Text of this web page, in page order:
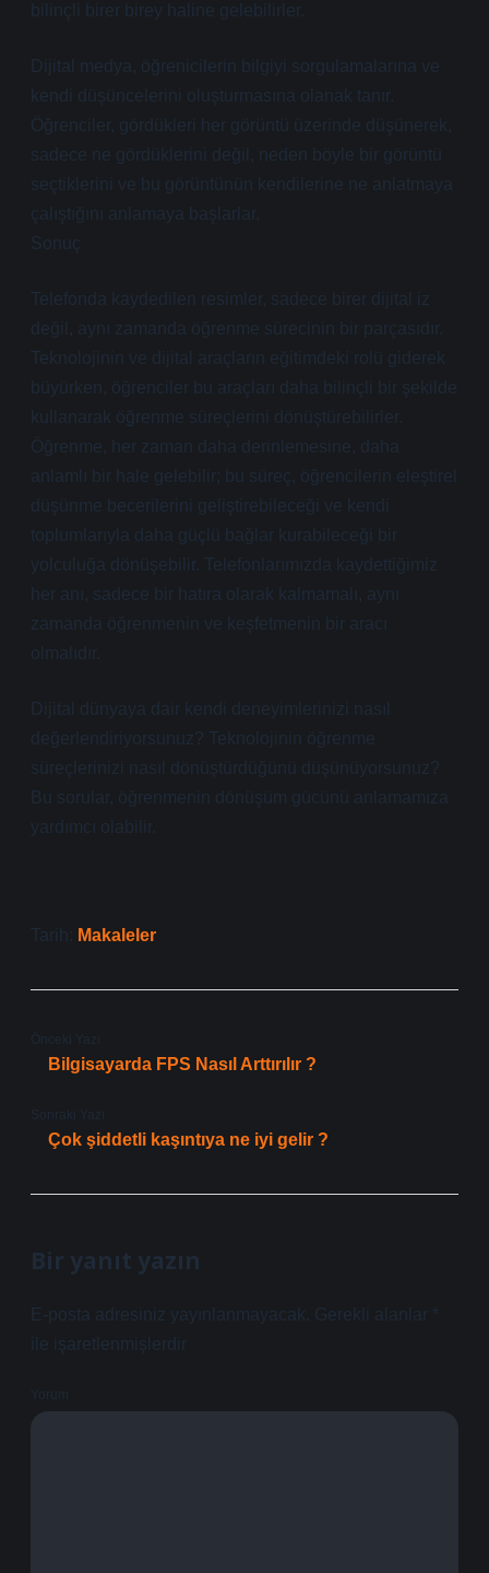
bilinçli birer birey haline gelebilirler.
Dijital medya, öğrenicilerin bilgiyi sorgulamalarına ve
kendi düşüncelerini oluşturmasına olanak tanır.
Öğrenciler, gördükleri her görüntü üzerinde düşünerek,
sadece ne gördüklerini değil, neden böyle bir görüntü
seçtiklerini ve bu görüntünün kendilerine ne anlatmaya
çalıştığını anlamaya başlarlar.
Sonuç
Telefonda kaydedilen resimler, sadece birer dijital iz
değil, aynı zamanda öğrenme sürecinin bir parçasıdır.
Teknolojinin ve dijital araçların eğitimdeki rolü giderek
büyürken, öğrenciler bu araçları daha bilinçli bir şekilde
kullanarak öğrenme süreçlerini dönüştürebilirler.
Öğrenme, her zaman daha derinlemesine, daha
anlamlı bir hale gelebilir; bu süreç, öğrencilerin eleştirel
düşünme becerilerini geliştirebileceği ve kendi
toplumlarıyla daha güçlü bağlar kurabileceği bir
yolculuğa dönüşebilir. Telefonlarımızda kaydettiğimiz
her anı, sadece bir hatıra olarak kalmamalı, aynı
zamanda öğrenmenin ve keşfetmenin bir aracı
olmalıdır.
Dijital dünyaya dair kendi deneyimlerinizi nasıl
değerlendiriyorsunuz? Teknolojinin öğrenme
süreçlerinizi nasıl dönüştürdüğünü düşünüyorsunuz?
Bu sorular, öğrenmenin dönüşüm gücünü anlamamıza
yardımcı olabilir.
Tarih: Makaleler
Önceki Yazı
Bilgisayarda FPS Nasıl Arttırılır ?
Sonraki Yazı
Çok şiddetli kaşıntıya ne iyi gelir ?
Bir yanıt yazın
E-posta adresiniz yayınlanmayacak. Gerekli alanlar *
ile işaretlenmişlerdir
Yorum